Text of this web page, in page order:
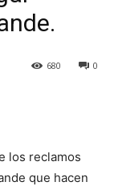
0
680
los reclamos
que hacen